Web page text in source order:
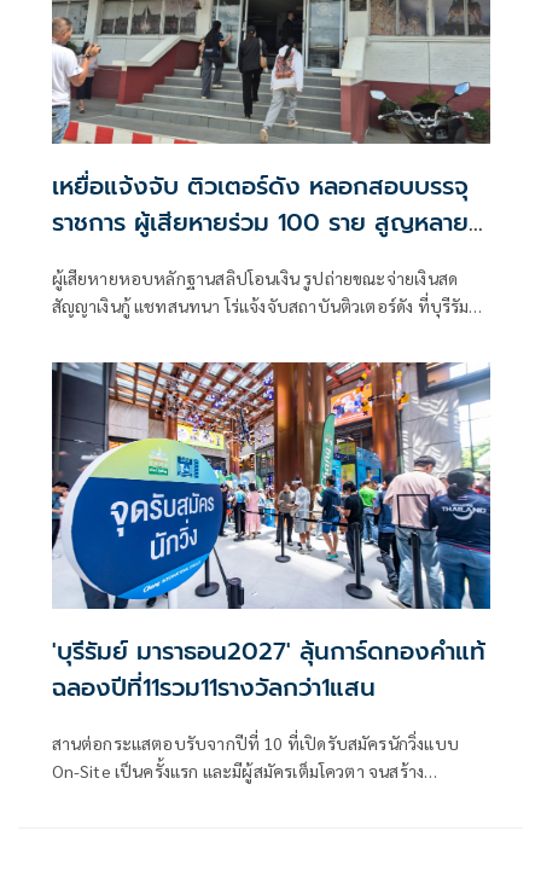
เหยื่อแจ้งจับ ติวเตอร์ดัง หลอกสอบบรรจุ
ราชการ ผู้เสียหายร่วม 100 ราย สูญหลาย
ผู้เสียหายหอบหลักฐานสลิปโอนเงิน รูปถ่ายขณะจ่ายเงินสด
สัญญาเงินกู้ แชทสนทนา โร่แจ้งจับสถาบันติวเตอร์ดัง ที่บุรีรัมย์
'บุรีรัมย์ มาราธอน2027' ลุ้นการ์ดทองคำแท้
ฉลองปีที่11รวม11รางวัลกว่า1แสน
สานต่อกระแสตอบรับจากปีที่ 10 ที่เปิดรับสมัครนักวิ่งแบบ
On-Site เป็นครั้งแรก และมีผู้สมัครเต็มโควตา จนสร้าง